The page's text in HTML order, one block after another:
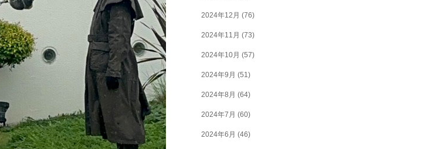
2024年12月 (76)
2024年11月 (73)
2024年10月 (57)
2024年9月 (51)
2024年8月 (64)
2024年7月 (60)
2024年6月 (46)